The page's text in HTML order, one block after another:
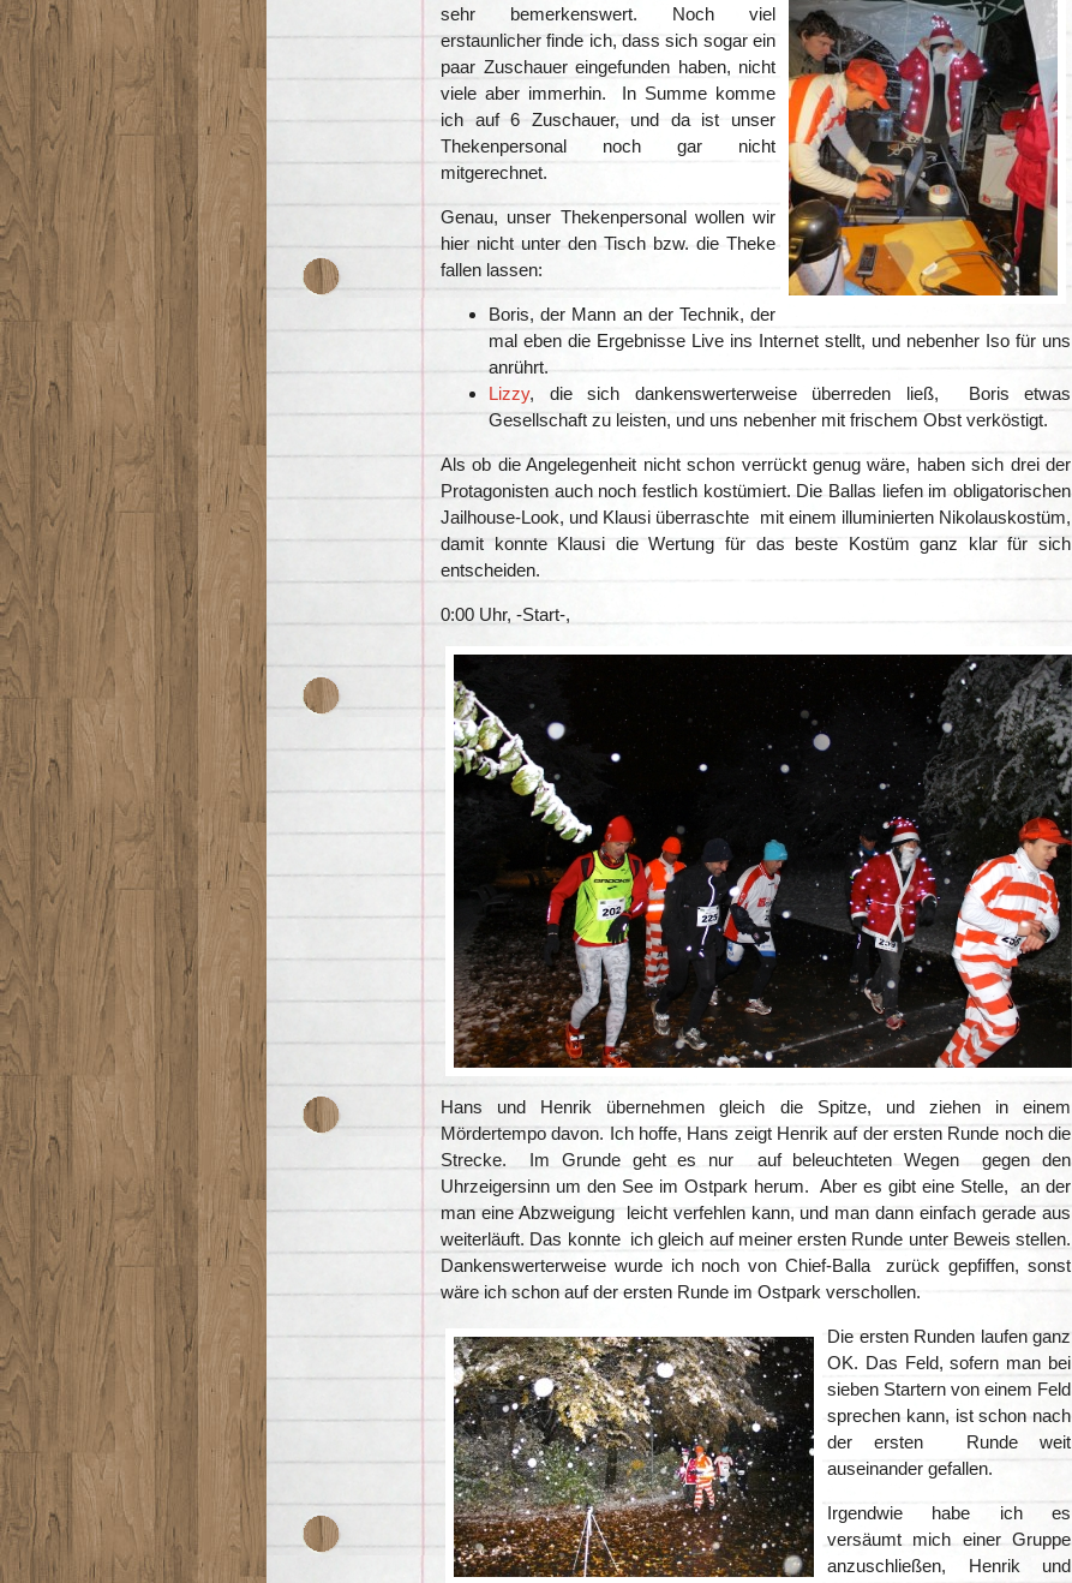
sehr bemerkenswert. Noch viel
erstaunlicher finde ich, dass sich sogar ein
paar Zuschauer eingefunden haben, nicht
viele aber immerhin. In Summe komme
ich auf 6 Zuschauer, und da ist unser
Thekenpersonal noch gar nicht
mitgerechnet.
Genau, unser Thekenpersonal wollen wir
hier nicht unter den Tisch bzw. die Theke
fallen lassen:
Boris, der Mann an der Technik, der
mal eben die Ergebnisse Live ins Internet stellt, und nebenher Iso für uns
anrührt.
Lizzy, die sich dankenswerterweise überreden ließ, Boris etwas
Gesellschaft zu leisten, und uns nebenher mit frischem Obst verköstigt.
Als ob die Angelegenheit nicht schon verrückt genug wäre, haben sich drei der
Protagonisten auch noch festlich kostümiert. Die Ballas liefen im obligatorischen
Jailhouse-Look, und Klausi überraschte mit einem illuminierten Nikolauskostüm,
damit konnte Klausi die Wertung für das beste Kostüm ganz klar für sich
entscheiden.
0:00 Uhr, -Start-,
Hans und Henrik übernehmen gleich die Spitze, und ziehen in einem
Mördertempo davon. Ich hoffe, Hans zeigt Henrik auf der ersten Runde noch die
Strecke. Im Grunde geht es nur auf beleuchteten Wegen gegen den
Uhrzeigersinn um den See im Ostpark herum. Aber es gibt eine Stelle, an der
man eine Abzweigung leicht verfehlen kann, und man dann einfach gerade aus
weiterläuft. Das konnte ich gleich auf meiner ersten Runde unter Beweis stellen.
Dankenswerterweise wurde ich noch von Chief-Balla zurück gepfiffen, sonst
wäre ich schon auf der ersten Runde im Ostpark verschollen.
Die ersten Runden laufen ganz
OK. Das Feld, sofern man bei
sieben Startern von einem Feld
sprechen kann, ist schon nach
der ersten Runde weit
auseinander gefallen.
Irgendwie habe ich es
versäumt mich einer Gruppe
anzuschließen, Henrik und